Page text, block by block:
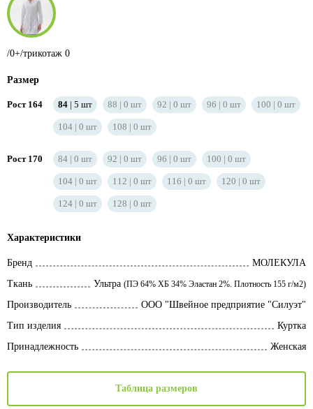
/0+/трикотаж 0
Размер
Рост 164 84 5 шт 88 0 шт 92 0 шт 96 0 шт 100 0 шт
104 0 шт 108 0 шт
Рост 170 84 0 шт 92 0 шт 96 0 шт 100 0 шт
104 0 шт 112 0 шт 116 0 шт 120 0 шт
124 0 шт 128 0 шт
Характеристики
Бренд
МОЛЕКУЛА
Ткань
Ультра (ПЭ 64% ХБ 34% Эластан 2%. Плотность 155 г/м2)
Производитель
ООО "Швейное предприятие "Силуэт"
Тип изделия
Куртка
Принадлежность
Женская
Таблица размеров